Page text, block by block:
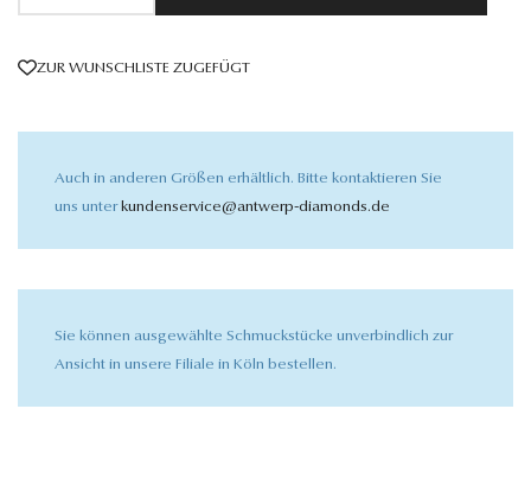
ZUR WUNSCHLISTE ZUGEFÜGT
Auch in anderen Größen erhältlich. Bitte kontaktieren Sie
uns unter kundenservice@antwerp-diamonds.de
Sie können ausgewählte Schmuckstücke unverbindlich zur
Ansicht in unsere Filiale in Köln bestellen.